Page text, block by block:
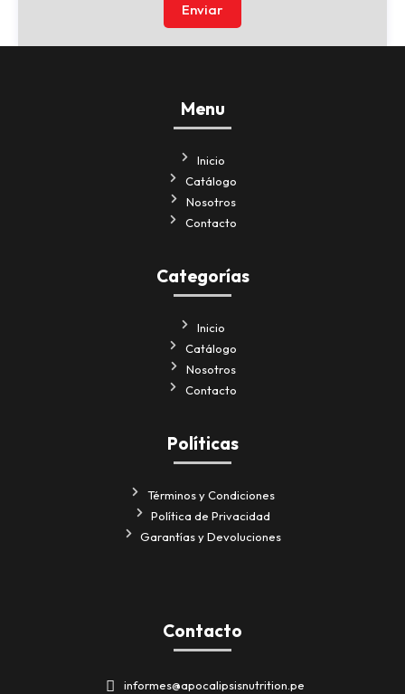
Enviar
Menu
Inicio
Catálogo
Nosotros
Contacto
Categorías
Inicio
Catálogo
Nosotros
Contacto
Políticas
Términos y Condiciones
Política de Privacidad
Garantías y Devoluciones
Contacto
informes@apocalipsisnutrition.pe